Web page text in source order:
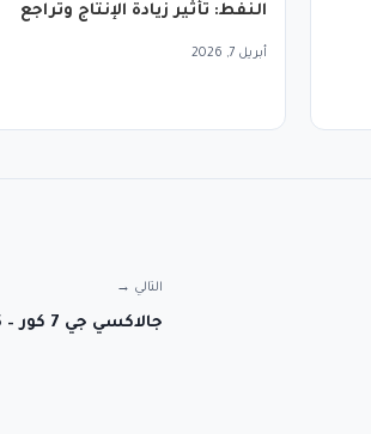
النفط: تأثير زيادة الإنتاج وتراجع
أبريل 7, 2026
التالي →
جالاكسي جي 7 كور – 5.5 بوصة – 16 جيجا بايت – ثنائي الشريحة – ذهبي